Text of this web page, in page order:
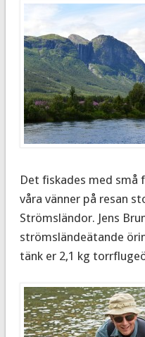
Det fiskades med små
våra vänner på resan
Strömsländor. Jens
strömsländeätande
tänk er 2,1 kg